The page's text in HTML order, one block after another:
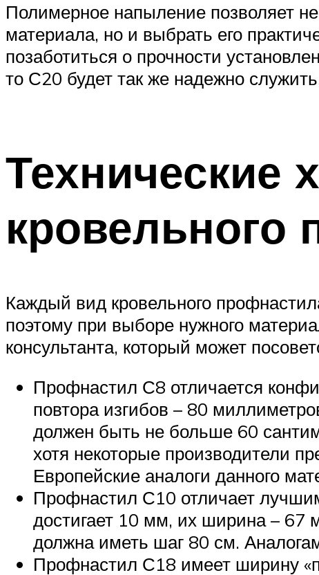
Полимерное напыление позволяет
материала, но и выбрать его
позаботиться о прочности
то С20 будет так же надежно
Технические
кровельного
Каждый вид кровельного
поэтому при выборе нужного
консультанта, который может
Профнастил С8 отличается
повтора изгибов – 80
должен быть не больше 60
хотя некоторые производители
Европейские аналоги данного
Профнастил С10 отличает
достигает 10 мм, их ширина – 67
должна иметь шаг 80 см.
Профнастил С18 имеет ширину